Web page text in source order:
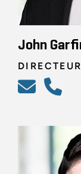
John